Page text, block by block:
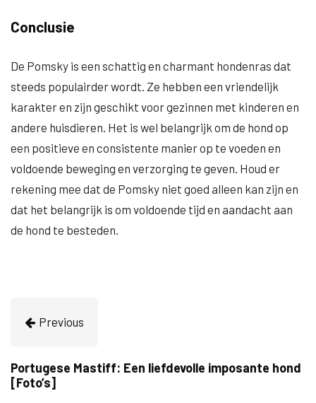
Conclusie
De Pomsky is een schattig en charmant hondenras dat
steeds populairder wordt. Ze hebben een vriendelijk
karakter en zijn geschikt voor gezinnen met kinderen en
andere huisdieren. Het is wel belangrijk om de hond op
een positieve en consistente manier op te voeden en
voldoende beweging en verzorging te geven. Houd er
rekening mee dat de Pomsky niet goed alleen kan zijn en
dat het belangrijk is om voldoende tijd en aandacht aan
de hond te besteden.
Previous
Portugese Mastiff: Een liefdevolle imposante hond
[Foto’s]